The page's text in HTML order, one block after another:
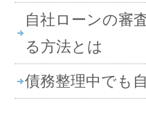
自社ローンの審
る方法とは
債務整理中でも